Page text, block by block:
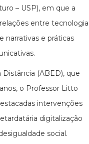
– USP), em que a
entre tecnologia
narrativas e práticas
Distância (ABED), que
o Professor Litto
intervenções
digitalização
social.